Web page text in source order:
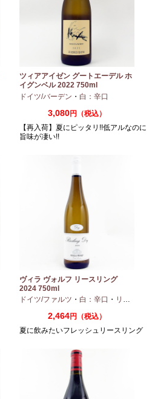
アリゴテ
ツィアアイゼン グートエーデル ホ
イグンベル 2022 750ml
ドイツ/バーデン ・ 白：辛口
3,080円（税込）
【再入荷】夏にピッタリ!!低アルなのに
旨味が凄い!!
ヴィラ ヴォルフ リースリング
2024 750ml
ドイツ/ファルツ ・ 白：辛口 ・ リースリング
2,464円（税込）
夏に飲みたいフレッシュリースリング